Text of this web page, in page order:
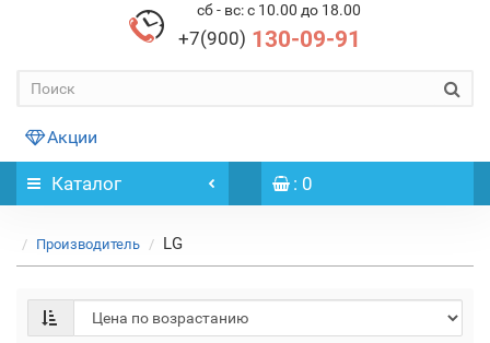
сб - вс: с 10.00 до 18.00
+7(900) 130-09-91
Акции
Каталог : 0
Производитель LG